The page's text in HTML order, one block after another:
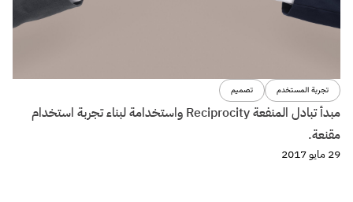
تجربة المستخدم تصميم
مبدأ تبادل المنفعة Reciprocity واستخدامة لبناء تجربة استخدام
مقنعة.
29 مايو 2017